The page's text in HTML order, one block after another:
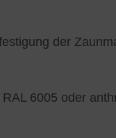
der
6005 oder